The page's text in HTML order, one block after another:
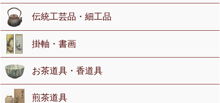
伝統工芸品・細工品
掛軸・書画
お茶道具・香道具
煎茶道具